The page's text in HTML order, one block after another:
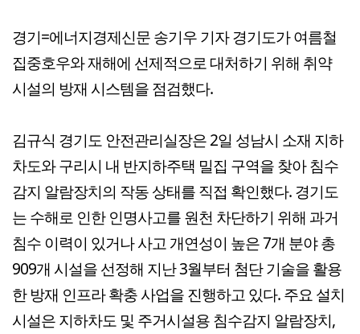
경기=에너지경제신문 송기우 기자 경기도가 여름철
집중호우와 재해에 선제적으로 대처하기 위해 취약
시설의 방재 시스템을 점검했다.
김규식 경기도 안전관리실장은 2일 성남시 소재 지하
차도와 구리시 내 반지하주택 밀집 구역을 찾아 침수
감지 알람장치의 작동 상태를 직접 확인했다. 경기도
는 수해로 인한 인명사고를 원천 차단하기 위해 과거
침수 이력이 있거나 사고 개연성이 높은 7개 분야 총
909개 시설을 선정해 지난 3월부터 첨단 기술을 활용
한 방재 인프라 확충 사업을 진행하고 있다. 주요 설치
시설은 지하차도 및 주거시설용 침수감지 알람장치,